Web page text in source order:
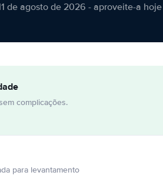
de agosto de 2026 - aproveite-a hoje
complicações.
para levantamento